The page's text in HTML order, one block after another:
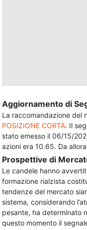
Aggiornamento di
La raccomandazione del
POSIZIONE CORTA. Il
stato emesso il 06/15/
azioni era 10.65. Da
Prospettive di
Le candele hanno
formazione rialzista
tendenze del mercato
sistema, considerando
pesante, ha determinato
questo momento il